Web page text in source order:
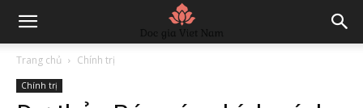
Trang chủ Chính trị
Chính trị